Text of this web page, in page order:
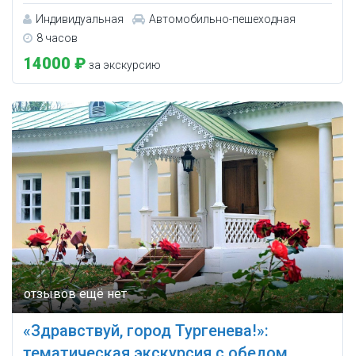
Индивидуальная
Автомобильно-пешеходная
8 часов
14000 ₽ за экскурсию
«Здравствуй, город Тургенева!»: